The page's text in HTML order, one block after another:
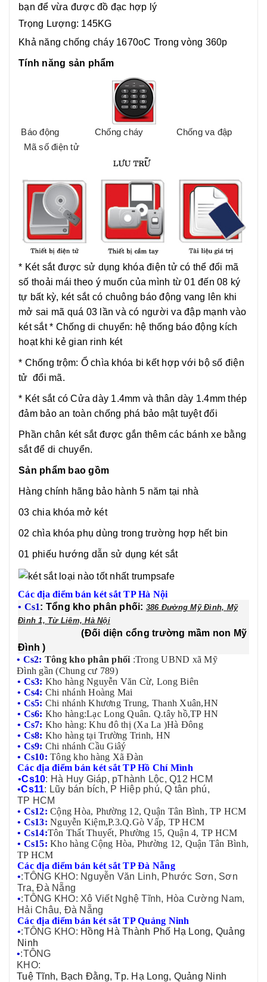
bạn để vừa được đồ đạc hợp lý
Trọng Lượng: 145KG
Khả năng chống cháy 1670oC Trong vòng 360p
Tính năng sản phẩm
Báo động Chống cháy
Chống va đập
Mã số điện tử
* Két sắt được sử dụng khóa điện tử có thể đổi mã
số thoải mái theo ý muốn của mình từ 01 đến 08 ký
tự bất kỳ, két sắt có chuông báo động vang lên khi
mở sai mã quá 03 lần và có người va đập mạnh vào
két sắt * Chống di chuyển: hệ thống báo động kích
hoạt khi kẻ gian rinh két
* Chống trộm: Ổ chìa khóa bi kết hợp với bộ số điện
tử đổi mã.
* Két sắt cóCửa dày 1.4mm và thân dày 1.4mm thép
đảm bảo an toàn chống phá bảo mật tuyệt đối
Phần chân két sắt được gắn thêm các bánh xe bằng
sắt để di chuyển.
Sản phẩm bao gồm
Hàng chính hãng bảo hành 5 năm tại nhà
03 chia khóa mở két
02 chìa khóa phụ dùng trong trường hợp hết bin
01 phiếu hướng dẫn sử dụng két sắt
Các địa điểm bán két sắt TP Hà Nội
• Cs1: Tổng kho phân phối: 386 Đường Mỹ Đình, Mỹ
Đình 1, Từ Liêm, Hà Nội
(Đối diện cổng trường mầm non Mỹ
Đình )
• Cs2: Tông kho phân phối :Trong UBND xã Mỹ
Đình gần (Chung cư 789)
• Cs3: Kho hàng Nguyễn Văn Cừ, Long Biên
• Cs4: Chi nhánh Hoàng Mai
• Cs5: Chi nhánh Khương Trung, Thanh Xuân,HN
• Cs6: Kho hàng:Lạc Long Quân. Q.tây hồ,TP HN
• Cs7: Kho hàng: Khu đô thị (Xa La )Hà Đông
• Cs8: Kho hàng tại Trường Trinh, HN
• Cs9: Chi nhánh Cầu Giâý
• Cs10: Tông kho hàng Xã Đàn
Các địa điểm bán két sắt TP Hồ Chí Mình
•Cs10: Hà Huy Giáp, pThành Lộc, Q12 HCM
•Cs11: Lũy bán bích, P Hiệp phú, Q tân phú,
TP HCM
• Cs12: Cộng Hòa, Phường 12, Quận Tân Bình, TP HCM
• Cs13: Nguyễn Kiệm,P.3.Q.Gò Vấp, TP HCM
• Cs14:Tôn Thất Thuyết, Phường 15, Quận 4, TP HCM
• Cs15: Kho hàng Cộng Hòa, Phường 12, Quận Tân Bình,
TP HCM
Các địa điểm bán két sắt TP Đà Nẵng
•:TÔNG KHO: Nguyễn Văn Linh, Phước Sơn, Sơn
Tra, Đà Nẵng
•:TÔNG KHO: Xô Viết Nghệ Tĩnh, Hòa Cường Nam,
Hải Châu, Đà Nẵng
Các địa điểm bán két sắt TP Quảng Ninh
•:TÔNG KHO: Hồng Hà Thành Phố Hạ Long, Quảng
Ninh
•:TÔNG
KHO:
Tuệ Tĩnh, Bạch Đằng, Tp. Hạ Long, Quảng Ninh